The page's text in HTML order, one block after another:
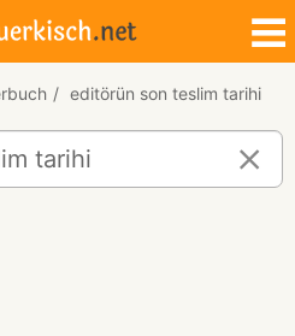
editörün son teslim tarihi